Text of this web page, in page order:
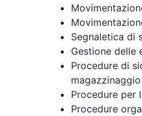
Segnaletica di
Gestione delle
Procedure di
magazzinaggio
Procedure per
Procedure